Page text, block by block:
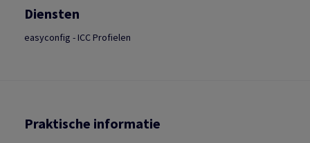
Diensten
easyconfig - ICC Profielen
Praktische informatie